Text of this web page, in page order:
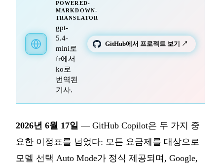
POWERED-
MARKDOWN-
TRANSLATOR
gpt-
5.4-
mini로
fr에서
ko로
번역된
기사.
GitHub에서 프로젝트 보기 ↗
2026년 6월 17일 — GitHub Copilot은 두 가지 중
요한 이정표를 넘었다: 모든 요금제를 대상으로
모델 선택 Auto Mode가 정식 제공되며, Google,